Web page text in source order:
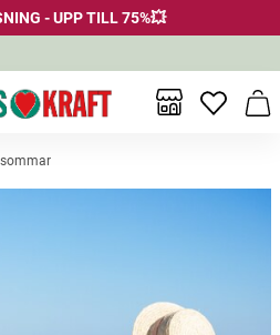
- UPP TILL 75%💥
Inga